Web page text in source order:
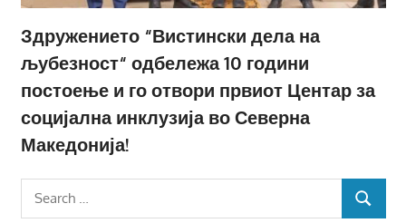
Здружението “Вистински дела на
љубезност“ одбележа 10 години
постоење и го отвори првиот Центар за
социјална инклузија во Северна
Македонија!
Search
SEARCH